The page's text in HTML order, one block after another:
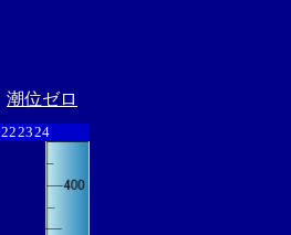
潮位ゼロ
222324